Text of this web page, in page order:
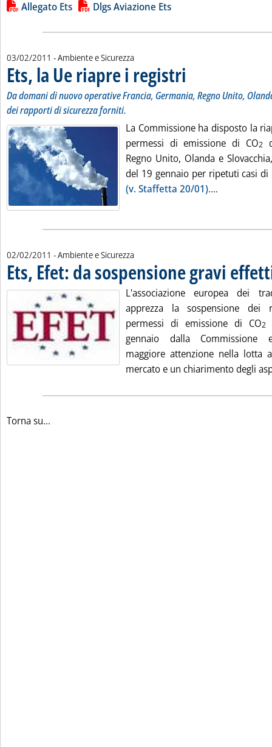
Lista allegati PDF alla notizia
Allegato Ets Dlgs Aviazione Ets
03/02/2011 - Ambiente e Sicurezza
Ets, la Ue riapre i registri
Da domani di nuovo operative Francia, Germania, Regno Unito,
dei rapporti di sicurezza forniti.
La Commissione ha disposto la
permessi di emissione di CO2
Regno Unito, Olanda e
del 19 gennaio per ripetuti casi
(v. Staffetta 20/01)....
02/02/2011 - Ambiente e Sicurezza
Ets, Efet: da sospensione gravi
L'associazione europea dei
apprezza la sospensione dei
permessi di emissione di CO2
gennaio dalla Commissione
maggiore attenzione nella lotta
mercato e un chiarimento degli
Torna su...